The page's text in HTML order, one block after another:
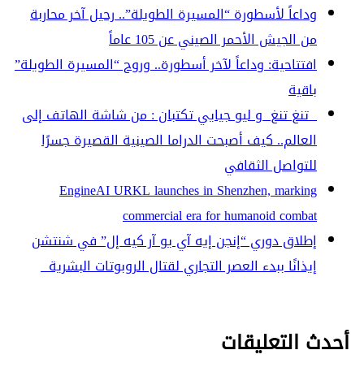
وداعاً لأسطورة “المسيرة الطويلة”.. رحيل آخر محاربة
من الجيش الأحمر الصيني عن 105 عاماً
افتتاحية: وداعاً لآخر أسطورة.. وروح “المسيرة الطويلة”
باقية
تنغ تنغ و ليو جيايي تكتبان : من شاشة الهاتف إلى
العالم.. كيف أصبحت الدراما الصينية القصيرة جسرًا
للتواصل الثقافي
EngineAI URKL launches in Shenzhen, marking
commercial era for humanoid combat
إطلاق دوري “إنجن إيه آي يو آر كيه إل” في شنتشن
إيذانًا ببدء العصر التجاري لقتال الروبوتات البشرية
أحدث التعليقات